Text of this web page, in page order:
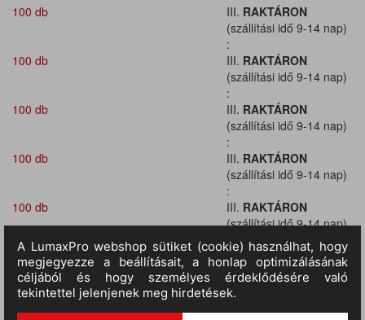
100 db
III. RAKTÁRON
(szállítási idő 9-14 nap)
:
100 db
III. RAKTÁRON
(szállítási idő 9-14 nap)
:
100 db
III. RAKTÁRON
(szállítási idő 9-14 nap)
:
100 db
III. RAKTÁRON
(szállítási idő 9-14 nap)
:
100 db
III. RAKTÁRON
(szállítási idő 9-14 nap)
:
100 db
III.RAKTÁRON
(szállítási idő 9-14 nap)
: